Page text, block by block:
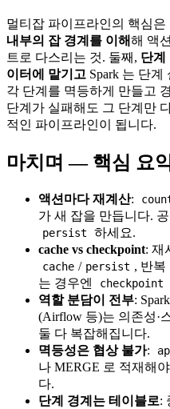
멀티잡 파이프라인의 핵심
내부의 잡 경계를 이해해 액
트로 다스리는 것. 둘째, 단계
이터에 맡기고 Spark 는 단계
각 단계를 멱등하게 만들고
단계가 실패해도 그 단계만
적인 파이프라인이 됩니다.
마치며 — 핵심 요
액션마다 재계산:
가 새 잡을 만듭니다. 공
persist
하세요.
cache vs checkpoint: 재
cache / persist , 반복
는 경우엔
checkpoint
역할 분담이 전부:
(Airflow 등)는 의존성·
둘 다 복잡해집니다.
멱등성은 협상 불가:
나 MERGE 로 적재해
다.
단계 경계는 테이블로: